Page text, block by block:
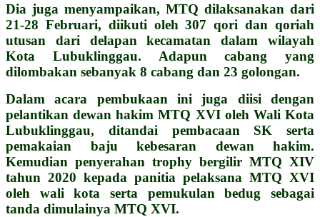
Dia juga menyampaikan, MTQ dilaksanakan dari
21-28 Februari, diikuti oleh 307 qori dan qoriah
utusan dari delapan kecamatan dalam wilayah
Kota Lubuklinggau. Adapun cabang yang
dilombakan sebanyak 8 cabang dan 23 golongan.
Dalam acara pembukaan ini juga diisi dengan
pelantikan dewan hakim MTQ XVI oleh Wali Kota
Lubuklinggau, ditandai pembacaan SK serta
pemakaian baju kebesaran dewan hakim.
Kemudian penyerahan trophy bergilir MTQ XIV
tahun 2020 kepada panitia pelaksana MTQ XVI
oleh wali kota serta pemukulan bedug sebagai
tanda dimulainya MTQ XVI.